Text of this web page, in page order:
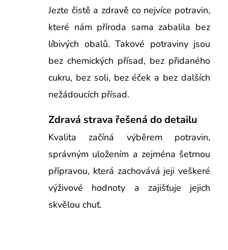
Jezte čistě a zdravě co nejvíce potravin,
které nám příroda sama zabalila bez
líbivých obalů. Takové potraviny jsou
bez chemických přísad, bez přidaného
cukru, bez soli, bez éček a bez dalších
nežádoucích přísad.
Zdravá strava řešená do detailu
Kvalita začíná výběrem potravin,
správným uložením a zejména šetrnou
přípravou, která zachovává jeji veškeré
výživové hodnoty a zajišťuje jejich
skvělou chuť.